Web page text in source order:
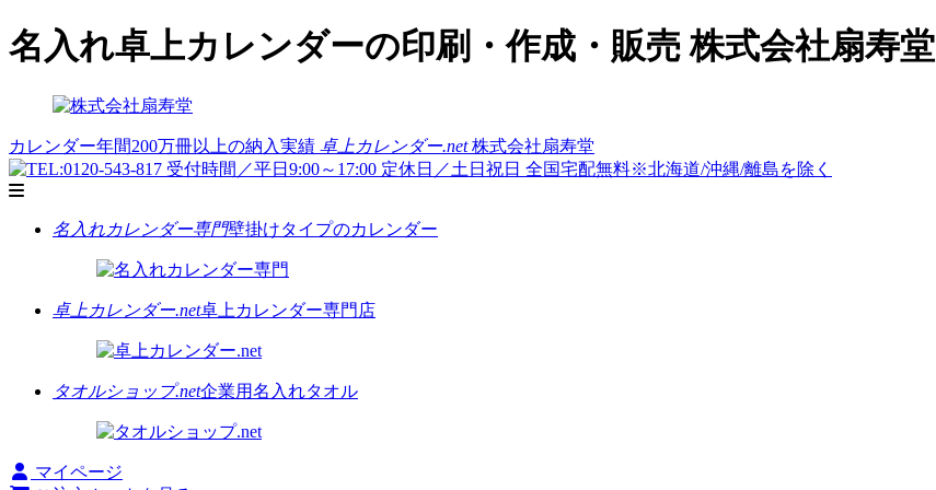
名入れ卓上カレンダーの印刷・作成・販売 株式会社扇寿堂
カレンダー年間200万冊以上の納入実績 卓上カレンダー.net 株式会社扇寿堂
名入れカレンダー専門壁掛けタイプのカレンダー
卓上カレンダー.net卓上カレンダー専門店
タオルショップ.net企業用名入れタオル
マイページ